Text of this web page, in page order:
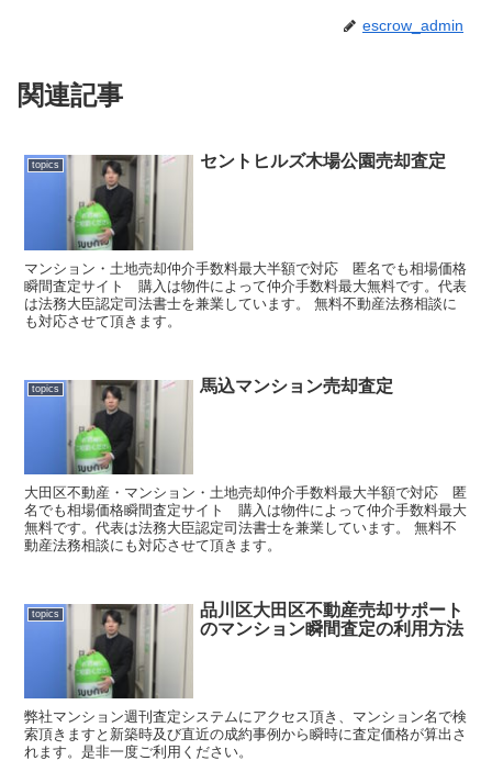
escrow_admin
関連記事
topics セントヒルズ木場公園売却査定
マンション・土地売却仲介手数料最大半額で対応 匿名でも相場価格
瞬間査定サイト 購入は物件によって仲介手数料最大無料です。代表
は法務大臣認定司法書士を兼業しています。 無料不動産法務相談に
も対応させて頂きます。
topics 馬込マンション売却査定
大田区不動産・マンション・土地売却仲介手数料最大半額で対応 匿
名でも相場価格瞬間査定サイト 購入は物件によって仲介手数料最大
無料です。代表は法務大臣認定司法書士を兼業しています。 無料不
動産法務相談にも対応させて頂きます。
topics
品川区大田区不動産売却サポート
のマンション瞬間査定の利用方法
弊社マンション週刊査定システムにアクセス頂き、マンション名で検
索頂きますと新築時及び直近の成約事例から瞬時に査定価格が算出さ
れます。是非一度ご利用ください。